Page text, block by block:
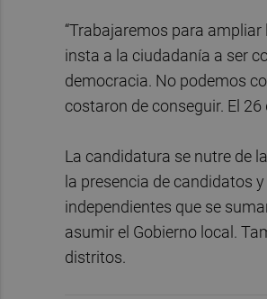
“Trabajaremos para
insta a la ciudadanía a ser
democracia. No podemos
costaron de conseguir. El
La candidatura se nutre de
la presencia de candidatos
independientes que se
asumir el Gobierno local.
distritos.